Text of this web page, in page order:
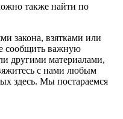
также найти по
закона, взятками или
сообщить важную
другими материалами,
с нами любым
здесь. Мы постараемся